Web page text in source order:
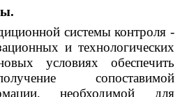
системы контроля -
и технологических
условиях обеспечить
сопоставимой
необходимой для